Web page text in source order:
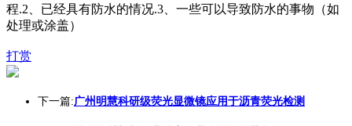
程.2、已经具有防水的情况.3、一些可以导致防水的事物（如
处理或涂盖）
打赏
下一篇:广州明慧科研级荧光显微镜应用于沥青荧光检测